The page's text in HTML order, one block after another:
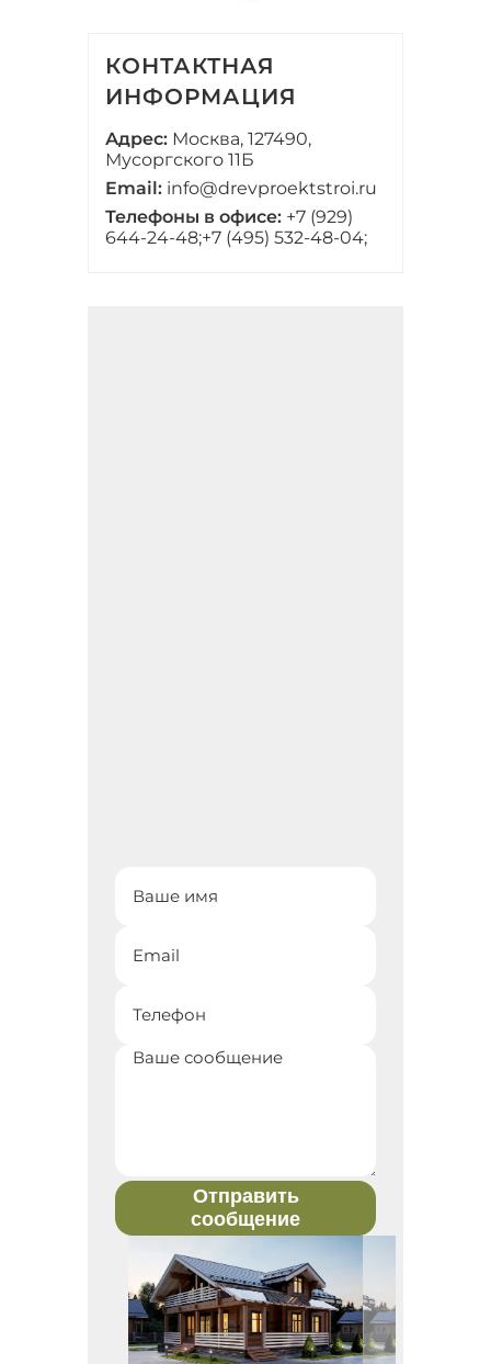
КОНТАКТНАЯ
ИНФОРМАЦИЯ
Адрес: Москва, 127490,
Мусоргского 11Б
Email: info@drevproektstroi.ru
Телефоны в офисе: +7 (929)
644-24-48;+7 (495) 532-48-04;
Отправить
сообщение